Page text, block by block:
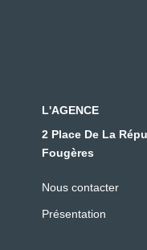
L'AGENCE
2 Place De La
Fougères
Nous contacter
Présentation